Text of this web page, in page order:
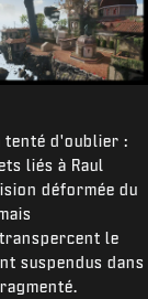
tenté d'oublier :
liés à Raul
déformée du
le
suspendus dans